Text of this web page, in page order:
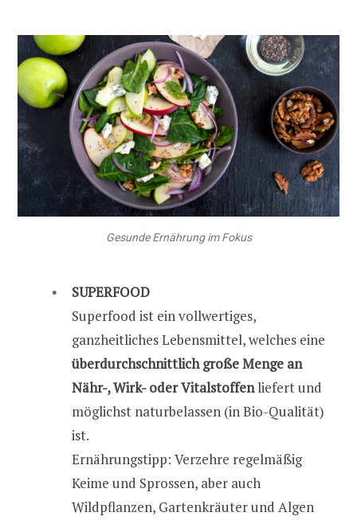
Gesunde Ernährung im Fokus
SUPERFOOD
Superfood ist ein vollwertiges,
ganzheitliches Lebensmittel, welches eine
überdurchschnittlich große Menge an
Nähr-, Wirk- oder Vitalstoffenliefert und
möglichst naturbelassen (in Bio-Qualität)
ist.
Ernährungstipp: Verzehre regelmäßig
Keime und Sprossen, aber auch
Wildpflanzen, Gartenkräuter und Algen